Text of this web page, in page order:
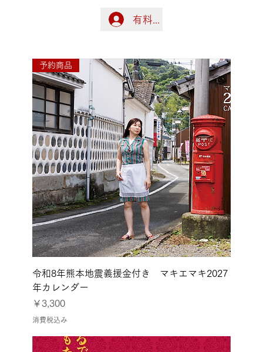
ログイン
有料会員の方はこちらでロ
予約商品
令和8年熊本地震義援金付き マキエマキ2027
年カレンダー
価格
￥3,300
消費税込み
令和8年熊本地震に